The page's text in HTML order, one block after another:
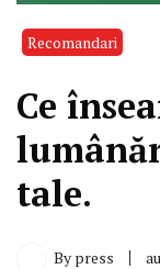
Recomandari
Ce
tale.
By press